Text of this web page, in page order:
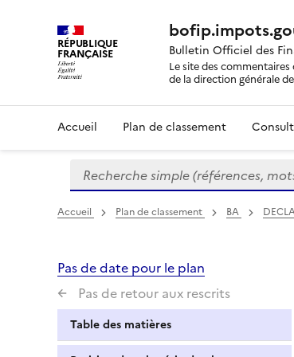
RÉPUBLIQUE
FRANÇAISE Bulletin Officiel des
Le site des
de la direction générale
Accueil Plan de classement
Formulaire
de
recherche
Recherche simple (références, mots
Accueil Plan de classement BA
Pas de date pour le plan
Pas de retour aux rescrits
Table des matières